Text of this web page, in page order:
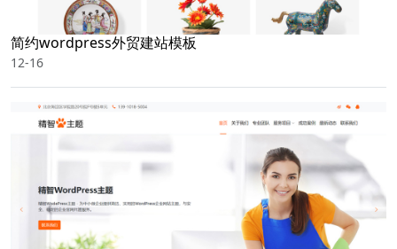
简约wordpress外贸建站模板
12-16